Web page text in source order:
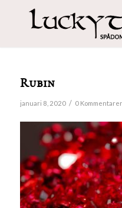
Rubin
januari 8, 2020 / 0 Kommentarer